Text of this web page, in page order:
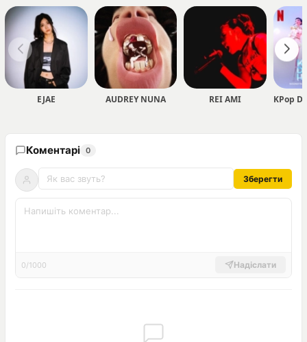
EJAE AUDREY NUNA REI AMI
Коментарі 0
Зберегти
0/1000 Надіслати